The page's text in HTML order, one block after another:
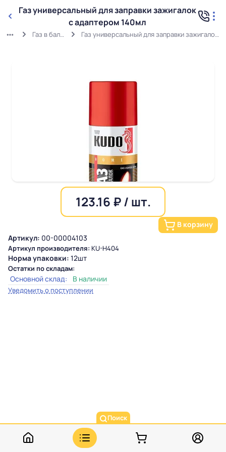
Газ универсальный для заправки зажигалок
с адаптером 140мл
Газ в баллонах Газ универсальный для заправки зажигалок с адаптером 140мл
123.16 ₽ / шт.
В корзину
Артикул: 00-00004103
Артикул производителя: KU-H404
Норма упаковки: 12шт
Остатки по складам:
Основной склад: В наличии
Уведомить о поступлении
Поиск